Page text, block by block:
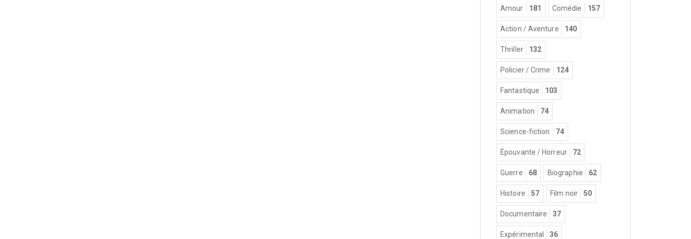
Amour 181 Comédie 157
Action / Aventure 140
Thriller 132
Policier / Crime 124
Fantastique 103
Animation 74
Science-fiction 74
Épouvante / Horreur 72
Guerre 68 Biographie 62
Histoire 57 Film noir 50
Documentaire 37
Expérimental 36